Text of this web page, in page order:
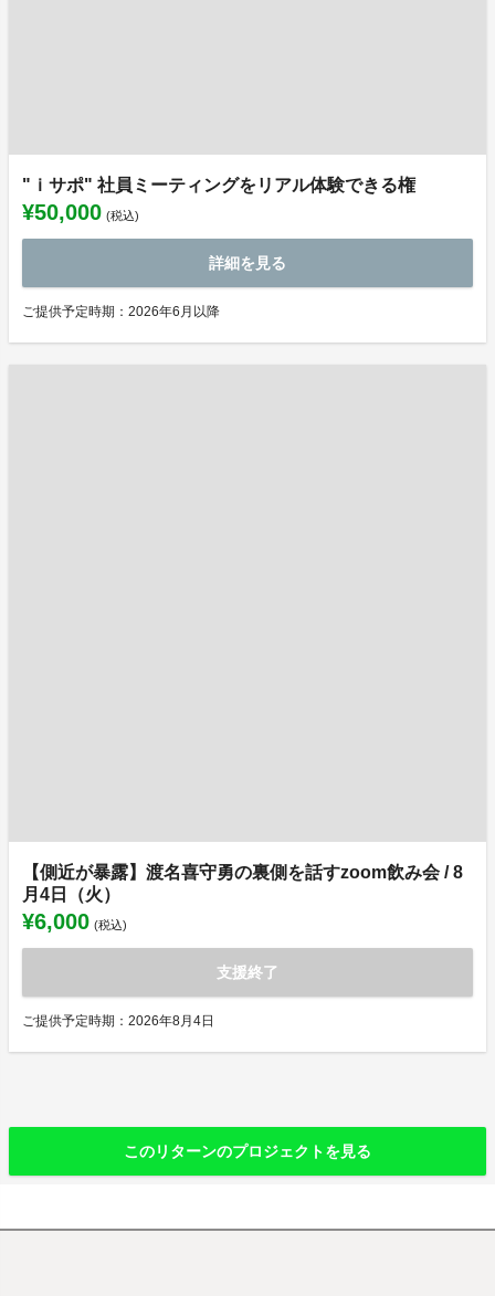
"ｉサポ" 社員ミーティングをリアル体験できる権
¥50,000 (税込)
詳細を見る
ご提供予定時期：2026年6月以降
【側近が暴露】渡名喜守勇の裏側を話すzoom飲み会 / 8
月4日（火）
¥6,000 (税込)
支援終了
ご提供予定時期：2026年8月4日
このリターンのプロジェクトを見る